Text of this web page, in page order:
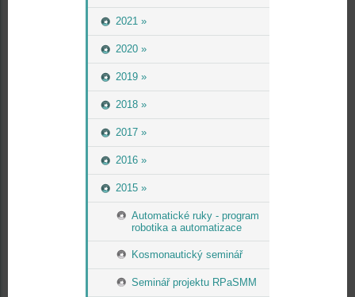
2021 »
2020 »
2019 »
2018 »
2017 »
2016 »
2015 »
Automatické ruky - program
robotika a automatizace
Kosmonautický seminář
Seminář projektu RPaSMM